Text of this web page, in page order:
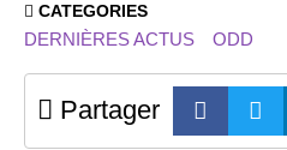
CATEGORIES
DERNIÈRES ACTUS ODD
Partager